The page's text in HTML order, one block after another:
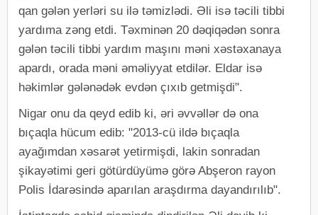
qan gələn yerləri su ilə təmizlədi. Əli isə təcili tibbi
yardıma zəng etdi. Təxminən 20 dəqiqədən sonra
gələn təcili tibbi yardım maşını məni xəstəxanaya
apardı, orada məni əməliyyat etdilər. Eldar isə
həkimlər gələnədək evdən çıxıb getmişdi".
Nigar onu da qeyd edib ki, əri əvvəllər də ona
bıçaqla hücum edib: "2013-cü ildə bıçaqla
ayağımdan xəsarət yetirmişdi, lakin sonradan
şikayətimi geri götürdüyümə görə Abşeron rayon
Polis İdarəsində aparılan araşdırma dayandırılıb".